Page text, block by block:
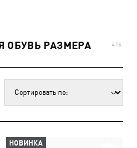
ОБУВЬ РАЗМЕРА
416
НОВИНКА